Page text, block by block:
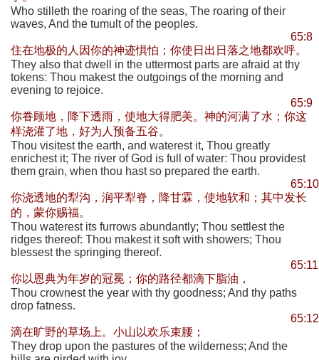
Who stilleth the roaring of the seas, The roaring of their
waves, And the tumult of the peoples.
65:8
住在地极的人因你的神迹惧怕；你使日出日落之地都欢呼。
They also that dwell in the uttermost parts are afraid at thy
tokens: Thou makest the outgoings of the morning and
evening to rejoice.
65:9
你眷顾地，降下透雨，使地大得肥美。神的河满了水；你这
样浇灌了地，好为人预备五谷。
Thou visitest the earth, and waterest it, Thou greatly
enrichest it; The river of God is full of water: Thou providest
them grain, when thou hast so prepared the earth.
65:10
你浇透地的犁沟，润平犁脊，降甘霖，使地软和；其中发长
的，蒙你赐福。
Thou waterest its furrows abundantly; Thou settlest the
ridges thereof: Thou makest it soft with showers; Thou
blessest the springing thereof.
65:11
你以恩典为年岁的冠冕；你的路径都滴下脂油，
Thou crownest the year with thy goodness; And thy paths
drop fatness.
65:12
滴在旷野的草场上。小山以欢乐束腰；
They drop upon the pastures of the wilderness; And the